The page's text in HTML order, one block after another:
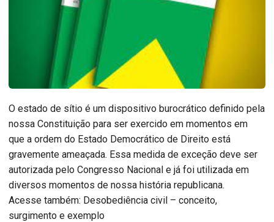
O estado de sítio é um dispositivo burocrático definido pela
nossa Constituição para ser exercido em momentos em
que a ordem do Estado Democrático de Direito está
gravemente ameaçada. Essa medida de exceção deve ser
autorizada pelo Congresso Nacional e já foi utilizada em
diversos momentos de nossa história republicana.
Acesse também: Desobediência civil – conceito,
surgimento e exemplo